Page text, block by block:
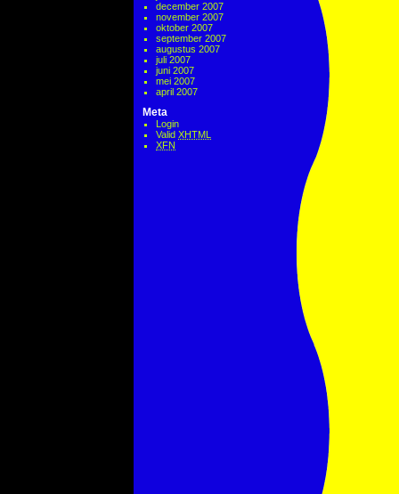
december 2007
november 2007
oktober 2007
september 2007
augustus 2007
juli 2007
juni 2007
mei 2007
april 2007
Meta
Login
Valid XHTML
XFN